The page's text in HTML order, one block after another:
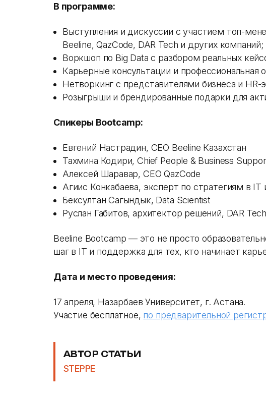
В программе:
Выступления и дискуссии с участием топ-
Beeline, QazCode, DAR Tech и других компаний;
Воркшоп по Big Data с разбором реальных
Карьерные консультации и профессиональная
Нетворкинг с представителями бизнеса и HR-
Розыгрыши и брендированные подарки для
Спикеры Bootcamp:
Евгений Настрадин, CEO Beeline Казахстан
Тахмина Кодири, Chief People & Business
Алексей Шаравар, CEO QazCode
Агиис Конкабаева, эксперт по стратегиям в IT
Бексултан Сагындык, Data Scientist
Руслан Габитов, архитектор решений, DAR Tech
Beeline Bootcamp — это не просто
шаг в IT и поддержка для тех, кто начинает
Дата и место проведения:
17 апреля, Назарбаев Университет, г. Астана.
Участие бесплатное, по предварительной
АВТОР СТАТЬИ
STEPPE